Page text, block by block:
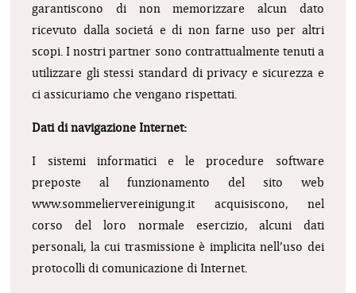
garantiscono di non memorizzare alcun dato
ricevuto dalla societá e di non farne uso per altri
scopi. I nostri partner sono contrattualmente tenuti a
utilizzare gli stessi standard di privacy e sicurezza e
ci assicuriamo che vengano rispettati.
Dati di navigazione Internet:
I sistemi informatici e le procedure software
preposte al funzionamento del sito web
www.sommeliervereinigung.it acquisiscono, nel
corso del loro normale esercizio, alcuni dati
personali, la cui trasmissione è implicita nell’uso dei
protocolli di comunicazione di Internet.